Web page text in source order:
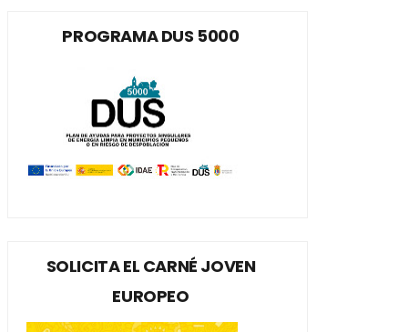
PROGRAMA DUS 5000
SOLICITA EL CARNÉ JOVEN
EUROPEO